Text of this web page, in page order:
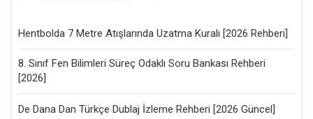
Hentbolda 7 Metre Atışlarında Uzatma Kuralı [2026 Rehberi]
8. Sınıf Fen Bilimleri Süreç Odaklı Soru Bankası Rehberi
[2026]
De Dana Dan Türkçe Dublaj İzleme Rehberi [2026 Güncel]